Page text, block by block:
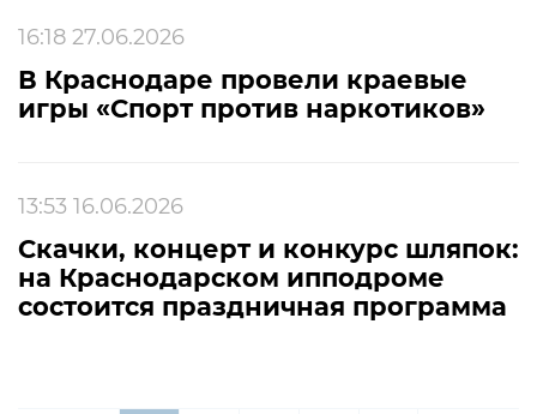
16:18 27.06.2026
В Краснодаре провели краевые
игры «Спорт против наркотиков»
13:53 16.06.2026
Скачки, концерт и конкурс шляпок:
на Краснодарском ипподроме
состоится праздничная программа